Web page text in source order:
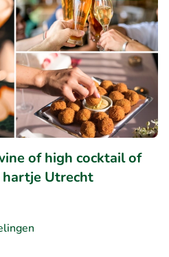
of high cocktail of
hartje Utrecht